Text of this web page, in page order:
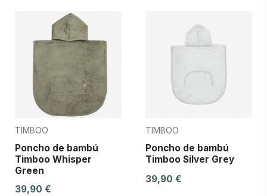
TIMBOO
Poncho de bambú
Timboo Whisper
Green
39,90 €
TIMBOO
Poncho de bambú
Timboo Silver Grey
39,90 €